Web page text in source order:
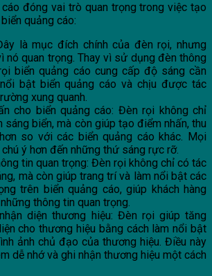
đóng vai trò quan trọng trong việc tạo
quảng cáo:
là mục đích chính của đèn rọi, nhưng
nó quan trọng. Thay vì sử dụng đèn thông
biển quảng cáo cung cấp độ sáng cần
bật biển quảng cáo và chịu được tác
xung quanh.
cho biển quảng cáo: Đèn rọi không chỉ
sáng biển, mà còn giúp tạo điểm nhấn, thu
so với các biển quảng cáo khác. Mọi
ý hơn đến những thứ sáng rực rỡ.
tin quan trọng: Đèn rọi không chỉ có tác
mà còn giúp trang trí và làm nổi bật các
trên biển quảng cáo, giúp khách hàng
thông tin quan trọng.
diện thương hiệu: Đèn rọi giúp tăng
cho thương hiệu bằng cách làm nổi bật
ảnh chủ đạo của thương hiệu. Điều này
dễ nhớ và ghi nhận thương hiệu một cách